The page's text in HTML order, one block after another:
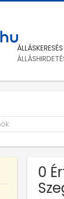
ÁLLÁSKERESÉS
0